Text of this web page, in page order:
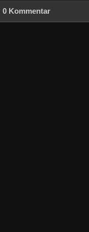
0 Kommentar